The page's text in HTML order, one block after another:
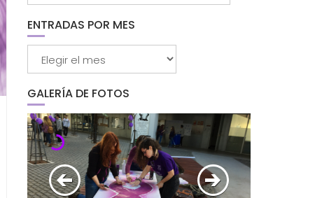
ENTRADAS POR MES
GALERÍA DE FOTOS